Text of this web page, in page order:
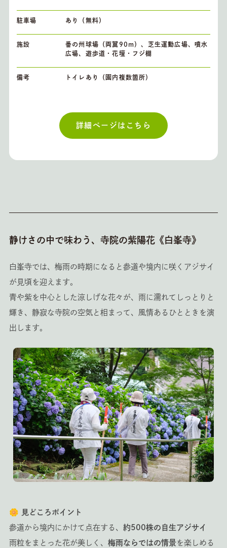
駐車場 あり（無料）
施設
番の州球場（両翼90m）、芝生運動広場、噴水
広場、遊歩道・花壇・フジ棚
備考 トイレあり（園内複数箇所）
詳細ページはこちら
静けさの中で味わう、寺院の紫陽花《白峯寺》
白峯寺では、梅雨の時期になると参道や境内に咲くアジサイ
が見頃を迎えます。
青や紫を中心とした涼しげな花々が、雨に濡れてしっとりと
輝き、静寂な寺院の空気と相まって、風情あるひとときを演
出します。
🌼 見どころポイント
参道から境内にかけて点在する、 約500株の自生アジサイ
雨粒をまとった花が美しく、 梅雨ならではの情景を楽しめる